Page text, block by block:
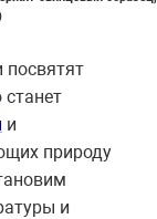
посвятят
и
природу
и